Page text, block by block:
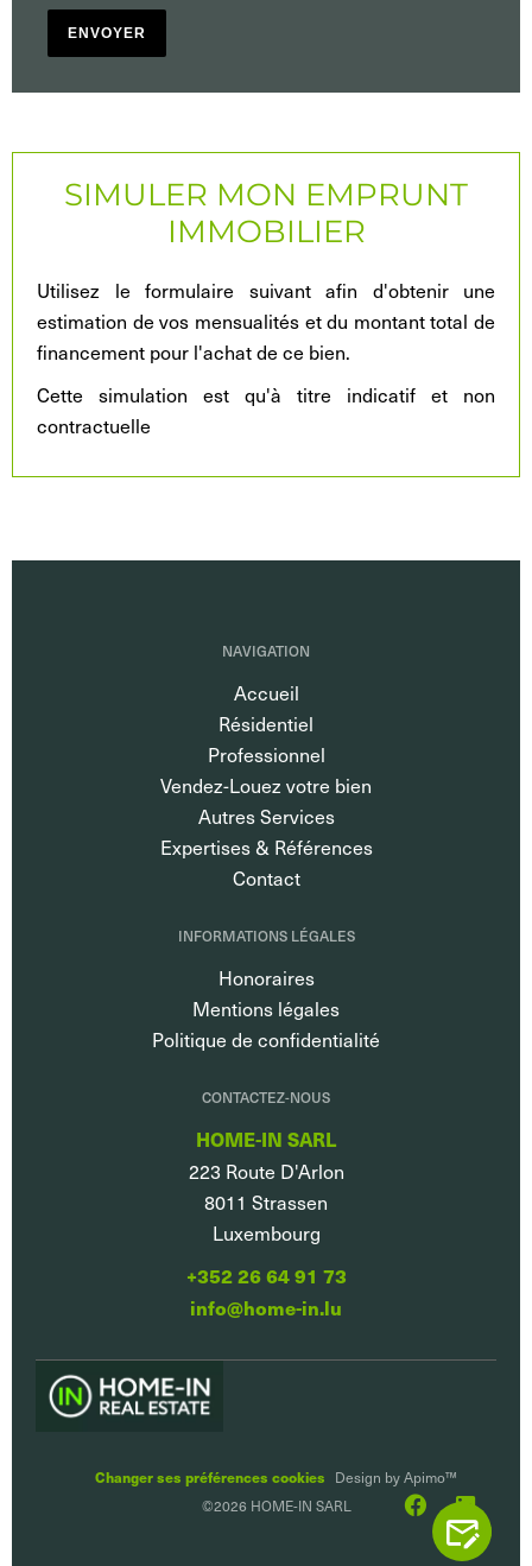
ENVOYER
SIMULER MON EMPRUNT
IMMOBILIER
Utilisez le formulaire suivant afin d'obtenir une
estimation de vos mensualités et du montant total de
financement pour l'achat de ce bien.
Cette simulation est qu'à titre indicatif et non
contractuelle
NAVIGATION
Accueil
Résidentiel
Professionnel
Vendez-Louez votre bien
Autres Services
Expertises & Références
Contact
INFORMATIONS LÉGALES
Honoraires
Mentions légales
Politique de confidentialité
CONTACTEZ-NOUS
HOME-IN SARL
223 Route D'Arlon
8011 Strassen
Luxembourg
+352 26 64 91 73
info@home-in.lu
Changer ses préférences cookies Design byApimo™
©2026 HOME-IN SARL